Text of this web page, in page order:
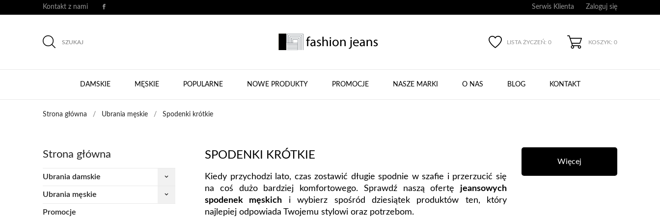
Kontakt z nami Serwis Klienta Zaloguj się
SZUKAJ LISTA ŻYCZEŃ: 0 KOSZYK: 0
DAMSKIE MĘSKIE POPULARNE NOWE PRODUKTY PROMOCJE NASZE MARKI O NAS BLOG KONTAKT
Strona główna Ubrania męskie Spodenki krótkie
Strona główna
Ubrania damskie keyboard_arrow_down
Ubrania męskie keyboard_arrow_down
Promocje
SPODENKI KRÓTKIE
Kiedy przychodzi lato, czas zostawić długie spodnie w szafie i przerzucić się
na coś dużo bardziej komfortowego. Sprawdź naszą ofertę jeansowych
spodenek męskich i wybierz spośród dziesiątek produktów ten, który
najlepiej odpowiada Twojemu stylowi oraz potrzebom.
Więcej